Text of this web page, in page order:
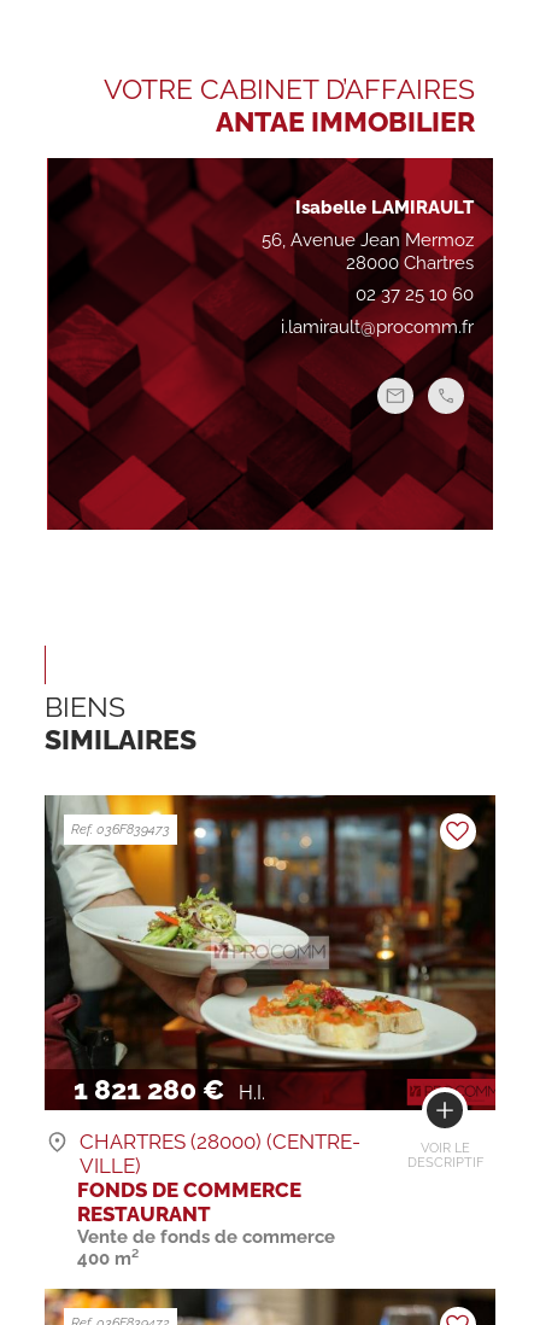
VOTRE CABINET D’AFFAIRES
ANTAE IMMOBILIER
Isabelle LAMIRAULT
56, Avenue Jean Mermoz
28000 Chartres
02 37 25 10 60
i.lamirault@procomm.fr
BIENS
SIMILAIRES
1 821 280 € H.I.
VOIR LE
DESCRIPTIF
Ref. 036F839473
CHARTRES (28000) (CENTRE-
VILLE)
FONDS DE COMMERCE
RESTAURANT
Vente de fonds de commerce
400 m²